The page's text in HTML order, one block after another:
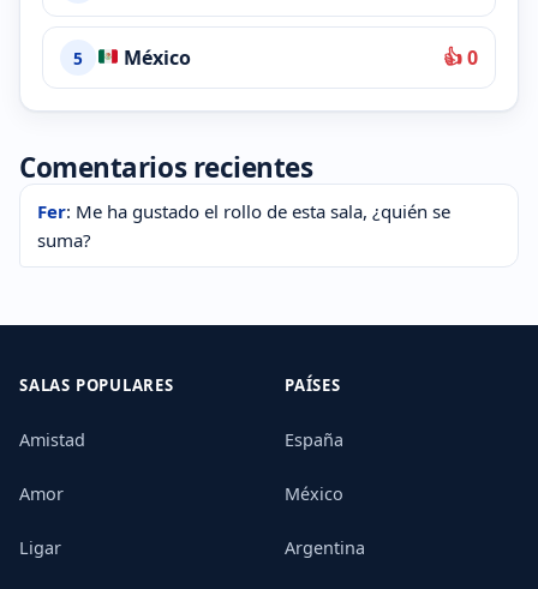
5 México 👍 0
Comentarios recientes
Fer: Me ha gustado el rollo de esta sala, ¿quién se
suma?
SALAS POPULARES
Amistad
Amor
Ligar
PAÍSES
España
México
Argentina